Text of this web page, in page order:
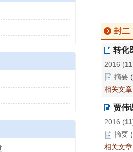
封二
转化
2016 (11
摘要 (
相关文章
贾伟
2016 (11
摘要 (
相关文章